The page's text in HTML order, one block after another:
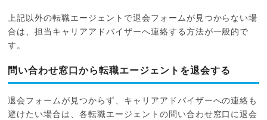
上記以外の転職エージェントで退会フォームが見つからない場
合は、担当キャリアアドバイザーへ連絡する方法が一般的で
す。
問い合わせ窓口から転職エージェントを退会する
退会フォームが見つからず、キャリアアドバイザーへの連絡も
避けたい場合は、各転職エージェントの問い合わせ窓口に退会